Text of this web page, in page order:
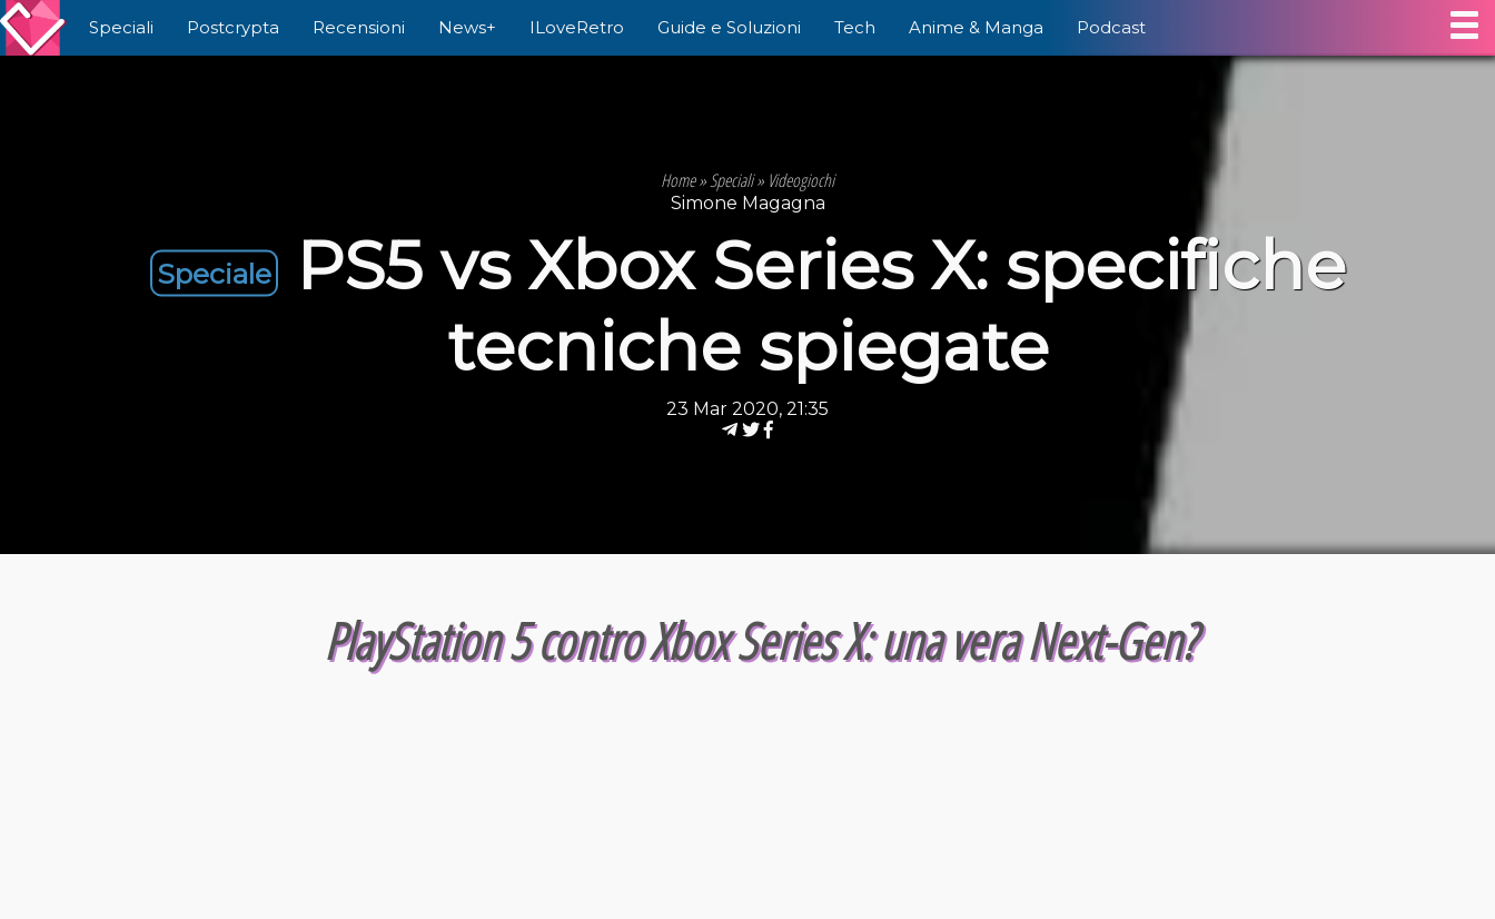
Speciali Postcrypta Recensioni News+ ILoveRetro Guide e Soluzioni Tech Anime & Manga Podcast
Home»Speciali» Videogiochi
Simone Magagna
Speciale
PS5 vs Xbox Series X: specifiche
tecniche spiegate
23 Mar 2020, 21:35
PlayStation 5 contro Xbox Series X: una vera Next-Gen?